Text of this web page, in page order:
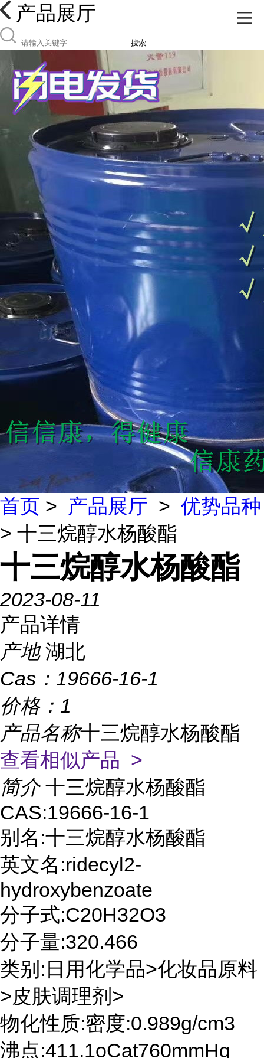
产品展厅
搜索
首页 > 产品展厅 > 优势品种
> 十三烷醇水杨酸酯
十三烷醇水杨酸酯
2023-08-11
产品详情
产地 湖北
Cas： 19666-16-1
价格： 1
产品名称十三烷醇水杨酸酯
查看相似产品 >
简介 十三烷醇水杨酸酯
CAS:19666-16-1
别名:十三烷醇水杨酸酯
英文名:ridecyl2-
hydroxybenzoate
分子式:C20H32O3
分子量:320.466
类别:日用化学品>化妆品原料
>皮肤调理剂>
物化性质:密度:0.989g/cm3
沸点:411.1oCat760mmHg